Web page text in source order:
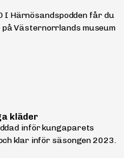
I Härnösandspodden får du
på Västernorrlands museum
kläder
inför kungaparets
klar inför säsongen 2023.